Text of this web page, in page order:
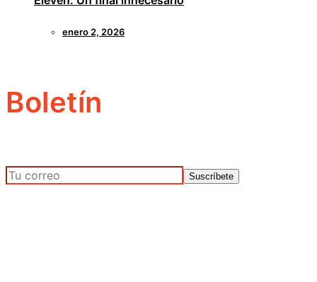
enero 2, 2026
Boletín